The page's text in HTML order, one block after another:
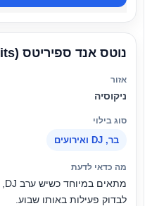
נוטס אנד ספיריטס (Notes and Spirits)
ניקוסיה
בר, DJ ואירועים
לבדוק פעילות באותו שבוע.